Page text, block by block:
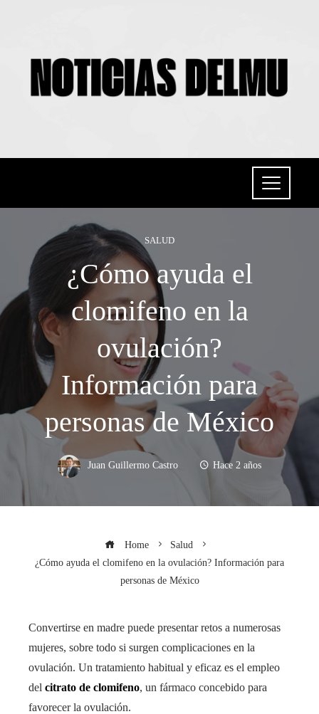
SALUD
¿Cómo ayuda el
clomifeno en la
ovulación?
Información para
personas de México
Juan Guillermo Castro Hace 2 años
Home
Salud
¿Cómo ayuda el clomifeno en la ovulación? Información para
personas de México
Convertirse en madre puede presentar retos a numerosas
mujeres, sobre todo si surgen complicaciones en la
ovulación. Un tratamiento habitual y eficaz es el empleo
del citrato de clomifeno, un fármaco concebido para
favorecer la ovulación.